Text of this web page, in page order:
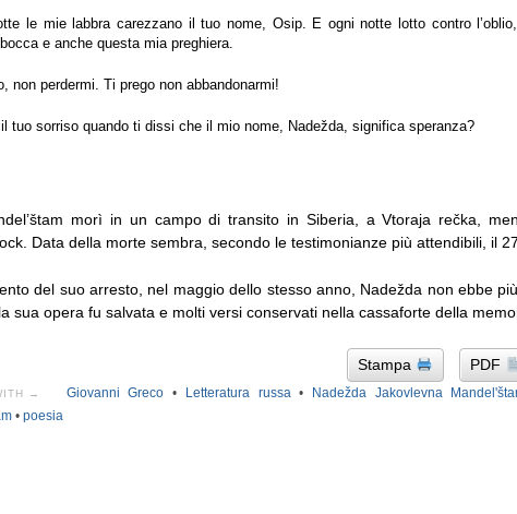
le mie labbra carezzano il tuo nome, Osip. E ogni notte lotto contro
e anche questa mia preghiera.
non perdermi. Ti prego non abbandonarmi!
il tuo sorriso quando ti dissi che il mio nome, Nadežda, significa speranza?
morì in un campo di transito in Siberia, a Vtoraja rečka,
Data della morte sembra, secondo le testimonianze più attendibili, il
del suo arresto, nel maggio dello stesso anno, Nadežda non ebbe
sua opera fu salvata e molti versi conservati nella cassaforte della
Stampa PDF
→ Giovanni Greco • Letteratura russa• Nadežda Jakovlevna
• poesia